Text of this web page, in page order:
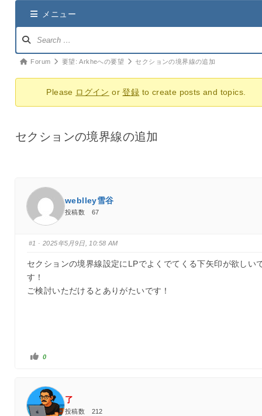
メニュー
ゲ
パ
ず
ビ：
Forum 要望: Arkheへの要望 セクションの境界線の追加
Please ログイン or登録 to create posts and topics.
セクションの境界線の追加
weblley雪谷
投稿数 67
#1 · 2025年5月9日, 10:58 AM
セクションの境界線設定にLPでよくでてくる下矢印が欲しい
す！
ご検討いただけるとありがたいです！
い
い
ク
リ
ッ
ク
0
了
投稿数 212